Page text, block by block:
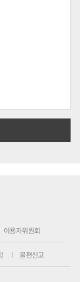
이용자위원회
불편신고